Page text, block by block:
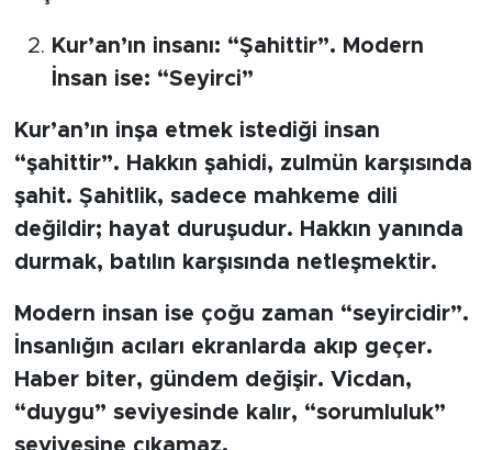
Kur’an’ın insanı: “Şahittir”. Modern
İnsan ise: “Seyirci”
Kur’an’ın inşa etmek istediği insan
“şahittir”. Hakkın şahidi, zulmün karşısında
şahit. Şahitlik, sadece mahkeme dili
değildir; hayat duruşudur. Hakkın yanında
durmak, batılın karşısında netleşmektir.
Modern insan ise çoğu zaman “seyircidir”.
İnsanlığın acıları ekranlarda akıp geçer.
Haber biter, gündem değişir. Vicdan,
“duygu” seviyesinde kalır, “sorumluluk”